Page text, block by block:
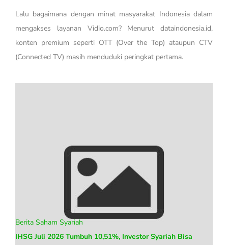
Lalu bagaimana dengan minat masyarakat Indonesia dalam
mengakses layanan Vidio.com? Menurut dataindonesia.id,
konten premium seperti OTT (Over the Top) ataupun CTV
(Connected TV) masih menduduki peringkat pertama.
Berita Saham Syariah
IHSG Juli 2026 Tumbuh 10,51%, Investor Syariah Bisa